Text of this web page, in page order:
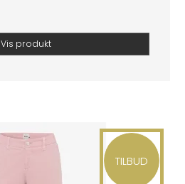
Vis produkt
TILBUD